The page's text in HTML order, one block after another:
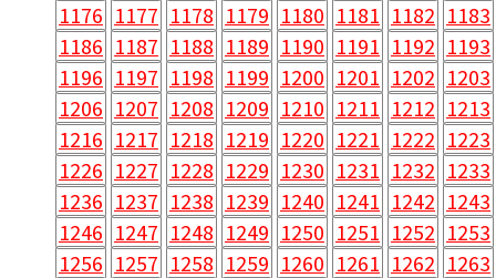
1176 1177 1178 1179 1180 1181 1182 1183
1186 1187 1188 1189 1190 1191 1192 1193
1196 1197 1198 1199 1200 1201 1202 1203
1206 1207 1208 1209 1210 1211 1212 1213
1216 1217 1218 1219 1220 1221 1222 1223
1226 1227 1228 1229 1230 1231 1232 1233
1236 1237 1238 1239 1240 1241 1242 1243
1246 1247 1248 1249 1250 1251 1252 1253
1256 1257 1258 1259 1260 1261 1262 1263